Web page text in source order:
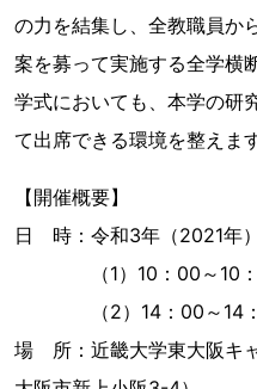
の力を結集し、全教職員か
案を募って実施する全学横
学式においても、本学の研
て出席できる環境を整えます
【開催概要】
日 時：令和3年（2021年
（1）10：00～10
（2）14：00～14：40
場 所：近畿大学東大阪キ